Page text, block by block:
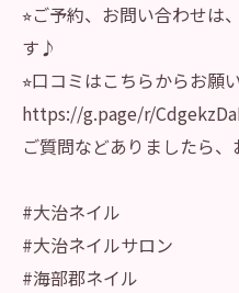
⭐︎ご予約、お問い合わせは
す♪
⭐︎口コミはこちらからお願
https://g.page/r/
ご質問などありましたら
#大治ネイル
#大治ネイルサロン
#海部郡ネイル